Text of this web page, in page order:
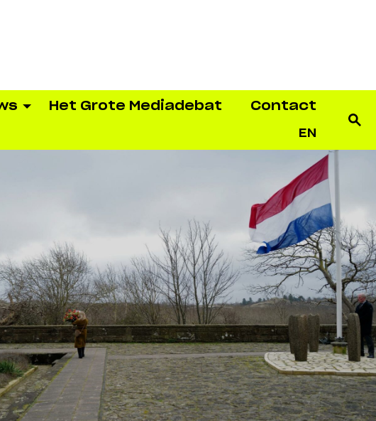
Het Grote Mediadebat Contact
EN